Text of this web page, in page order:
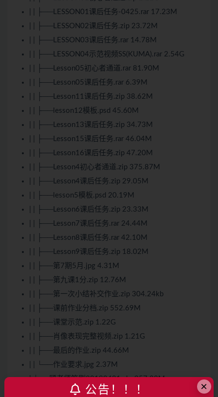
| | ├──LESSON01课后任务-0425.rar 17.23M
| | ├──LESSON02课后任务.zip 23.72M
| | ├──LESSON03课后任务.rar 14.78M
| | ├──LESSON04示范视频SS(KUMA).rar 2.54G
| | ├──Lesson05初心者通道.rar 81.90M
| | ├──Lesson05课后任务.rar 6.39M
| | ├──Lesson11课后任务.zip 38.62M
| | ├──lesson12模板.psd 45.60M
| | ├──Lesson13课后任务.zip 34.73M
| | ├──Lesson15课后任务.rar 46.04M
| | ├──Lesson16课后任务.zip 47.20M
| | ├──Lesson4初心者通道.zip 375.87M
| | ├──Lesson4课后任务.zip 29.05M
| | ├──lesson5模板.psd 20.19M
| | ├──Lesson6课后任务.zip 23.33M
| | ├──Lesson7课后任务.rar 24.44M
| | ├──Lesson8课后任务.rar 42.10M
| | ├──Lesson9课后任务.zip 18.02M
| | ├──第7期5月.jpg 4.31M
| | ├──第九课1分.zip 12.76M
| | ├──第一次小结补交作业.zip 304.24kb
| | ├──课前作业分档.zip 552.69M
| | ├──课堂示范.zip 1.22G
| | ├──肖像表现完整视频.zip 1.21G
| | ├──最后的作业.zip 44.66M
| | └──作业要求.jpg 2.37M
| └──顾老师笔刷20190401.abr 257.32M
├──LESSON01-1.mp4 676.18M
×
公告！！！